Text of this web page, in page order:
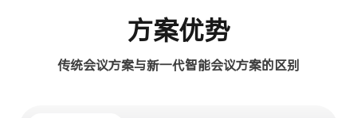
方案优势
传统会议方案与新一代智能会议方案的区别